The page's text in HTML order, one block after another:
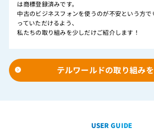
は商標登録済みです。
中古のビジネスフォンを使うのが不安という方で
っていただけるよう、
私たちの取り組みを少しだけご紹介します！
テルワールドの取り組み
USER GUIDE